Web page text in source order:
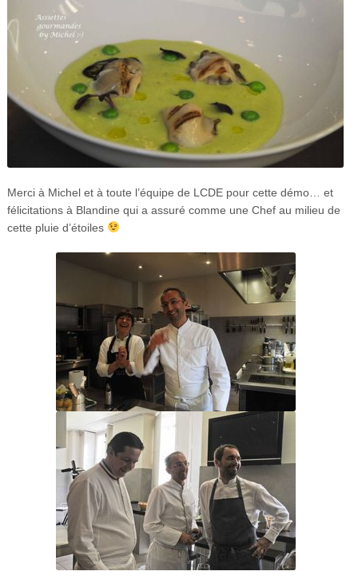
Merci à Michel et à toute l’équipe de LCDE pour cette démo… et
félicitations à Blandine qui a assuré comme une Chef au milieu de
cette pluie d’étoiles